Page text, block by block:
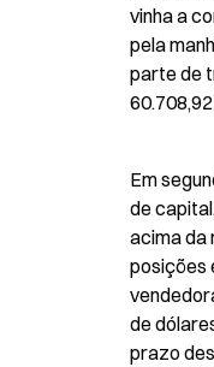
vinha a
pela
parte de
Em
de
acima da
posições
de
prazo